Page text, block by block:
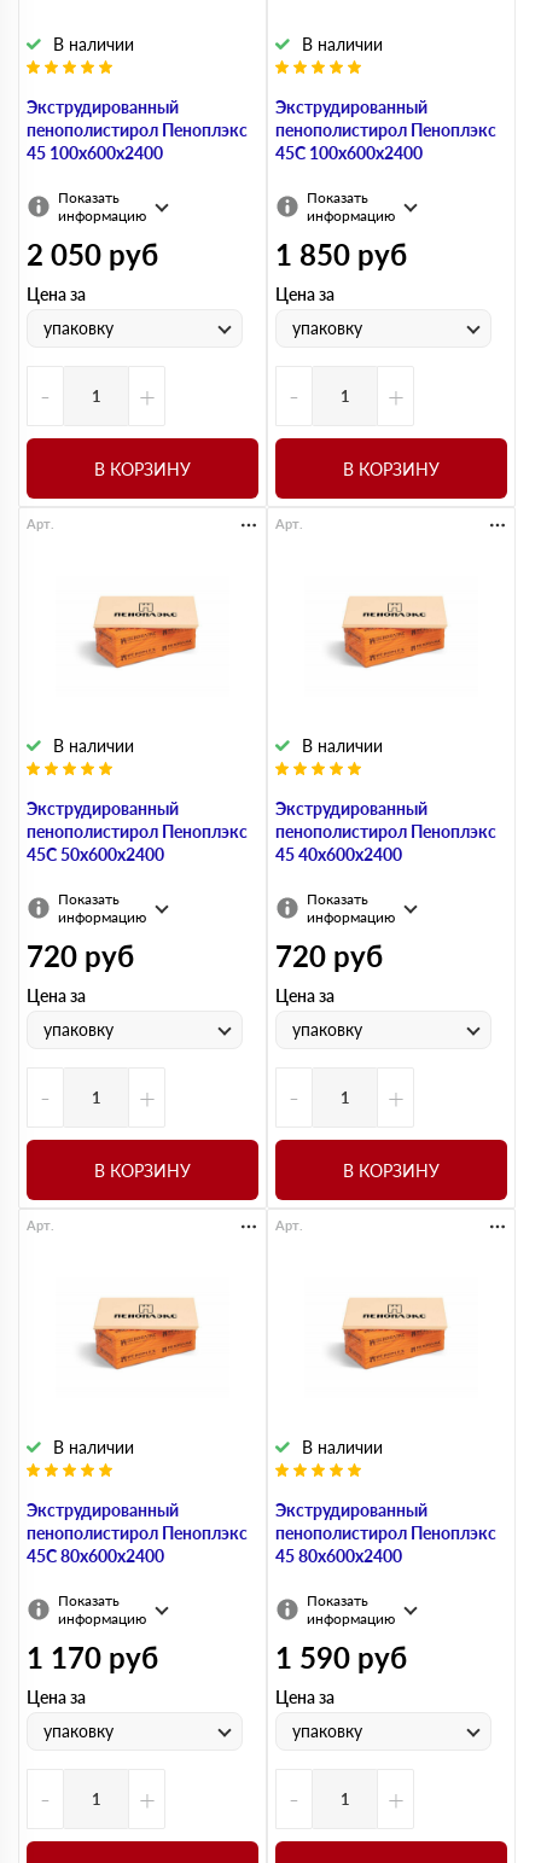
Экструдированный
пенополистирол Пеноплэкс
45 100х600х2400
В наличии
Показать
информацию
2 050 руб
Цена за
упаковку
- +
В КОРЗИНУ
Экструдированный
пенополистирол Пеноплэкс
45С 100х600х2400
В наличии
Показать
информацию
1 850 руб
Цена за
упаковку
- +
В КОРЗИНУ
Экструдированный
пенополистирол Пеноплэкс
45С 50х600х2400
В наличии
Арт.
Показать
информацию
720 руб
Цена за
упаковку
- +
В КОРЗИНУ
Экструдированный
пенополистирол Пеноплэкс
45 40х600х2400
В наличии
Арт.
Показать
информацию
720 руб
Цена за
упаковку
- +
В КОРЗИНУ
Экструдированный
пенополистирол Пеноплэкс
45С 80х600х2400
В наличии
Арт.
Показать
информацию
1 170 руб
Цена за
упаковку
- +
Экструдированный
пенополистирол Пеноплэкс
45 80х600х2400
В наличии
Арт.
Показать
информацию
1 590 руб
Цена за
упаковку
- +